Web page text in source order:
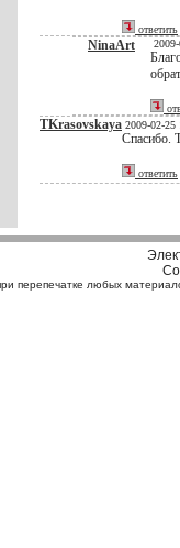
ответить
NinaArt
TKrasovskaya 2009-02-25
Спасибо.
ответить
перепечатке любых